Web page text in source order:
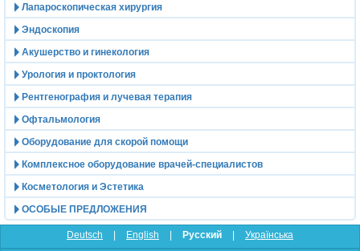
Лапароскопическая хирургия
Эндоскопия
Акушерство и гинекология
Урология и проктология
Рентгенография и лучевая терапия
Офтальмология
Оборудование для скорой помощи
Комплексное оборудование врачей-специалистов
Косметология и Эстетика
ОСОБЫЕ ПРЕДЛОЖЕНИЯ
Deutsch | English | Русский | Українська